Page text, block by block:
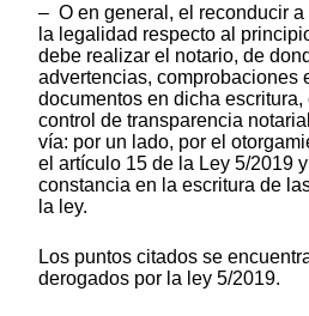
– O en general, el reconducir
la legalidad respecto al
debe realizar el notario, de
advertencias, comprobaciones
documentos en dicha escritura,
control de transparencia
vía: por un lado, por el
el artículo 15 de la Ley 5/2019
constancia en la escritura de
la ley.
Los puntos citados se
derogados por la ley 5/2019.